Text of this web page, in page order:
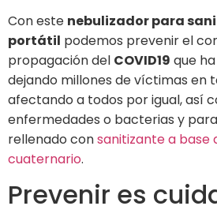
Con este nebulizador para
portátil podemos prevenir el
propagación del COVID19 que
dejando millones de víctimas en
afectando a todos por igual, así
enfermedades o bacterias y
rellenado consanitizante a base
cuaternario.
Prevenir es